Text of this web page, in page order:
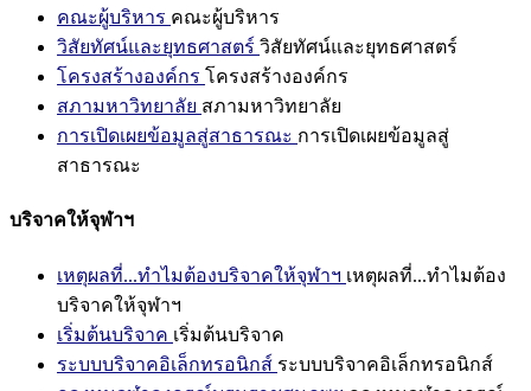
คณะผู้บริหาร คณะผู้บริหาร
วิสัยทัศน์และยุทธศาสตร์ วิสัยทัศน์และยุทธศาสตร์
โครงสร้างองค์กร โครงสร้างองค์กร
สภามหาวิทยาลัย สภามหาวิทยาลัย
การเปิดเผยข้อมูลสู่สาธารณะ การเปิดเผยข้อมูลสู่
สาธารณะ
บริจาคให้จุฬาฯ
เหตุผลที่...ทำไมต้องบริจาคให้จุฬาฯ เหตุผลที่...ทำไมต้อง
บริจาคให้จุฬาฯ
เริ่มต้นบริจาค เริ่มต้นบริจาค
ระบบบริจาคอิเล็กทรอนิกส์ ระบบบริจาคอิเล็กทรอนิกส์